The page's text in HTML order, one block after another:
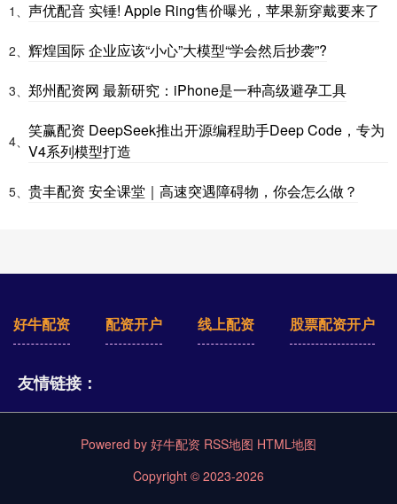
1、 声优配音 实锤! Apple Ring售价曝光，苹果新穿戴要来了
2、 辉煌国际 企业应该“小心”大模型“学会然后抄袭”?
3、 郑州配资网 最新研究：iPhone是一种高级避孕工具
4、
笑赢配资 DeepSeek推出开源编程助手Deep Code，专为
V4系列模型打造
5、 贵丰配资 安全课堂｜高速突遇障碍物，你会怎么做？
好牛配资 配资开户 线上配资 股票配资开户
友情链接：
Powered by 好牛配资 RSS地图 HTML地图
Copyright © 2023-2026